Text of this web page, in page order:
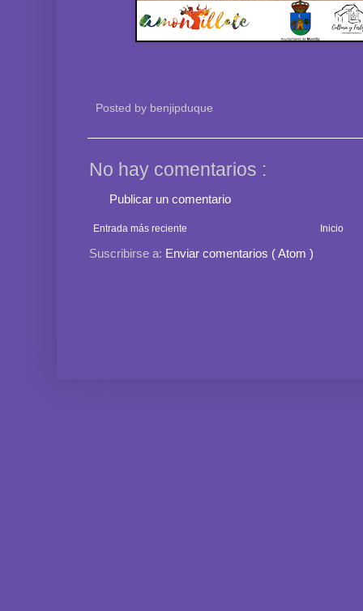
Posted by benjipduque
No hay comentarios :
Publicar un comentario
Entrada más reciente Inicio
Suscribirse a: Enviar comentarios ( Atom )